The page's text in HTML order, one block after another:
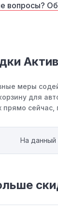
вопросы?
меры
для
прямо
На данный